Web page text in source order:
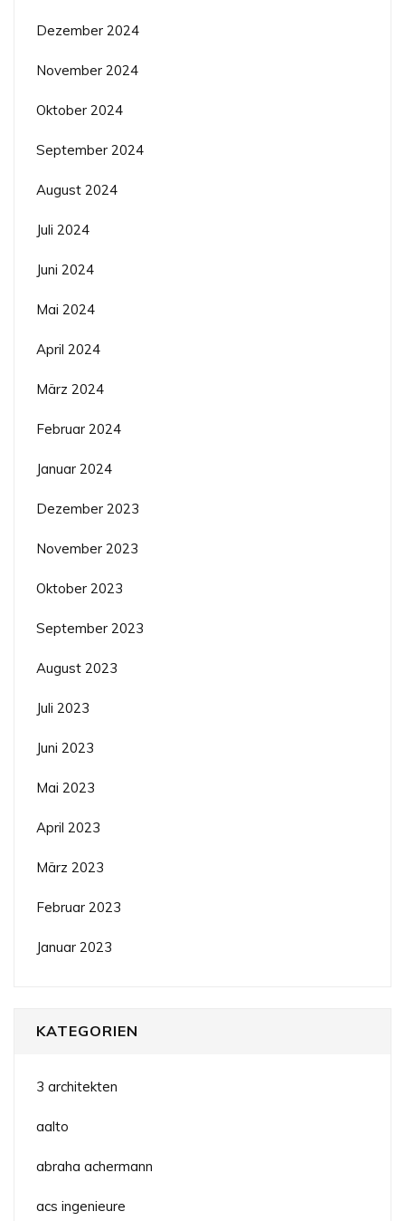
Dezember 2024
November 2024
Oktober 2024
September 2024
August 2024
Juli 2024
Juni 2024
Mai 2024
April 2024
März 2024
Februar 2024
Januar 2024
Dezember 2023
November 2023
Oktober 2023
September 2023
August 2023
Juli 2023
Juni 2023
Mai 2023
April 2023
März 2023
Februar 2023
Januar 2023
KATEGORIEN
3 architekten
aalto
abraha achermann
acs ingenieure